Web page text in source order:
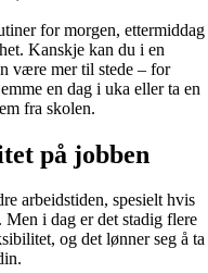
for morgen, ettermiddag
Kanskje kan du i en
være mer til stede – for
en dag i uka eller ta en
fra skolen.
på jobben
arbeidstiden, spesielt hvis
i dag er det stadig flere
og det lønner seg å ta